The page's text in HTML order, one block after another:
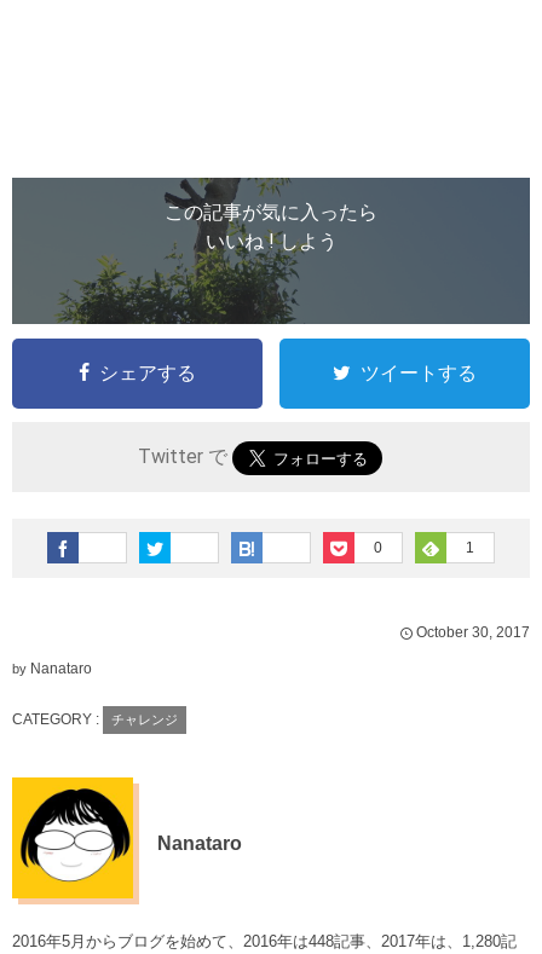
この記事が気に入ったら
いいね ! しよう
シェアする ツイートする
Twitter で
0 1
October 30, 2017
by Nanataro
CATEGORY : チャレンジ
Nanataro
2016年5月からブログを始めて、2016年は448記事、2017年は、1,280記